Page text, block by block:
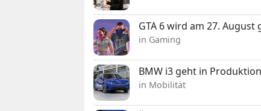
GTA 6 wird am 27.
in Gaming
BMW i3 geht in
in Mobilität